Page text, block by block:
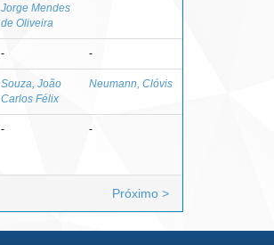
Jorge Mendes
de Oliveira
- -
Souza, João
Carlos Félix
Neumann, Clóvis
- -
Próximo >